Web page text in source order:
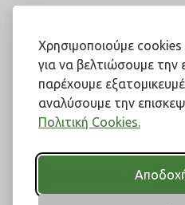
Χρησιμοποιούμε
για να βελτιώσουμε την
παρέχουμε
αναλύσουμε την
Πολιτική Cookies.